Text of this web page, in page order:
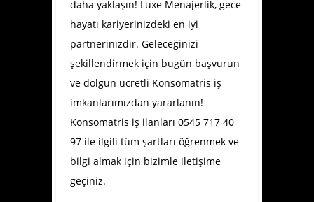
daha yaklaşın! Luxe Menajerlik, gece
hayatı kariyerinizdeki en iyi
partnerinizdir. Geleceğinizi
şekillendirmek için bugün başvurun
ve dolgun ücretli Konsomatris iş
imkanlarımızdan yararlanın!
Konsomatris iş ilanları 0545 717 40
97 ile ilgili tüm şartları öğrenmek ve
bilgi almak için bizimle iletişime
geçiniz.